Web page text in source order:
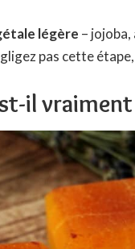
légère –
pas cette
il